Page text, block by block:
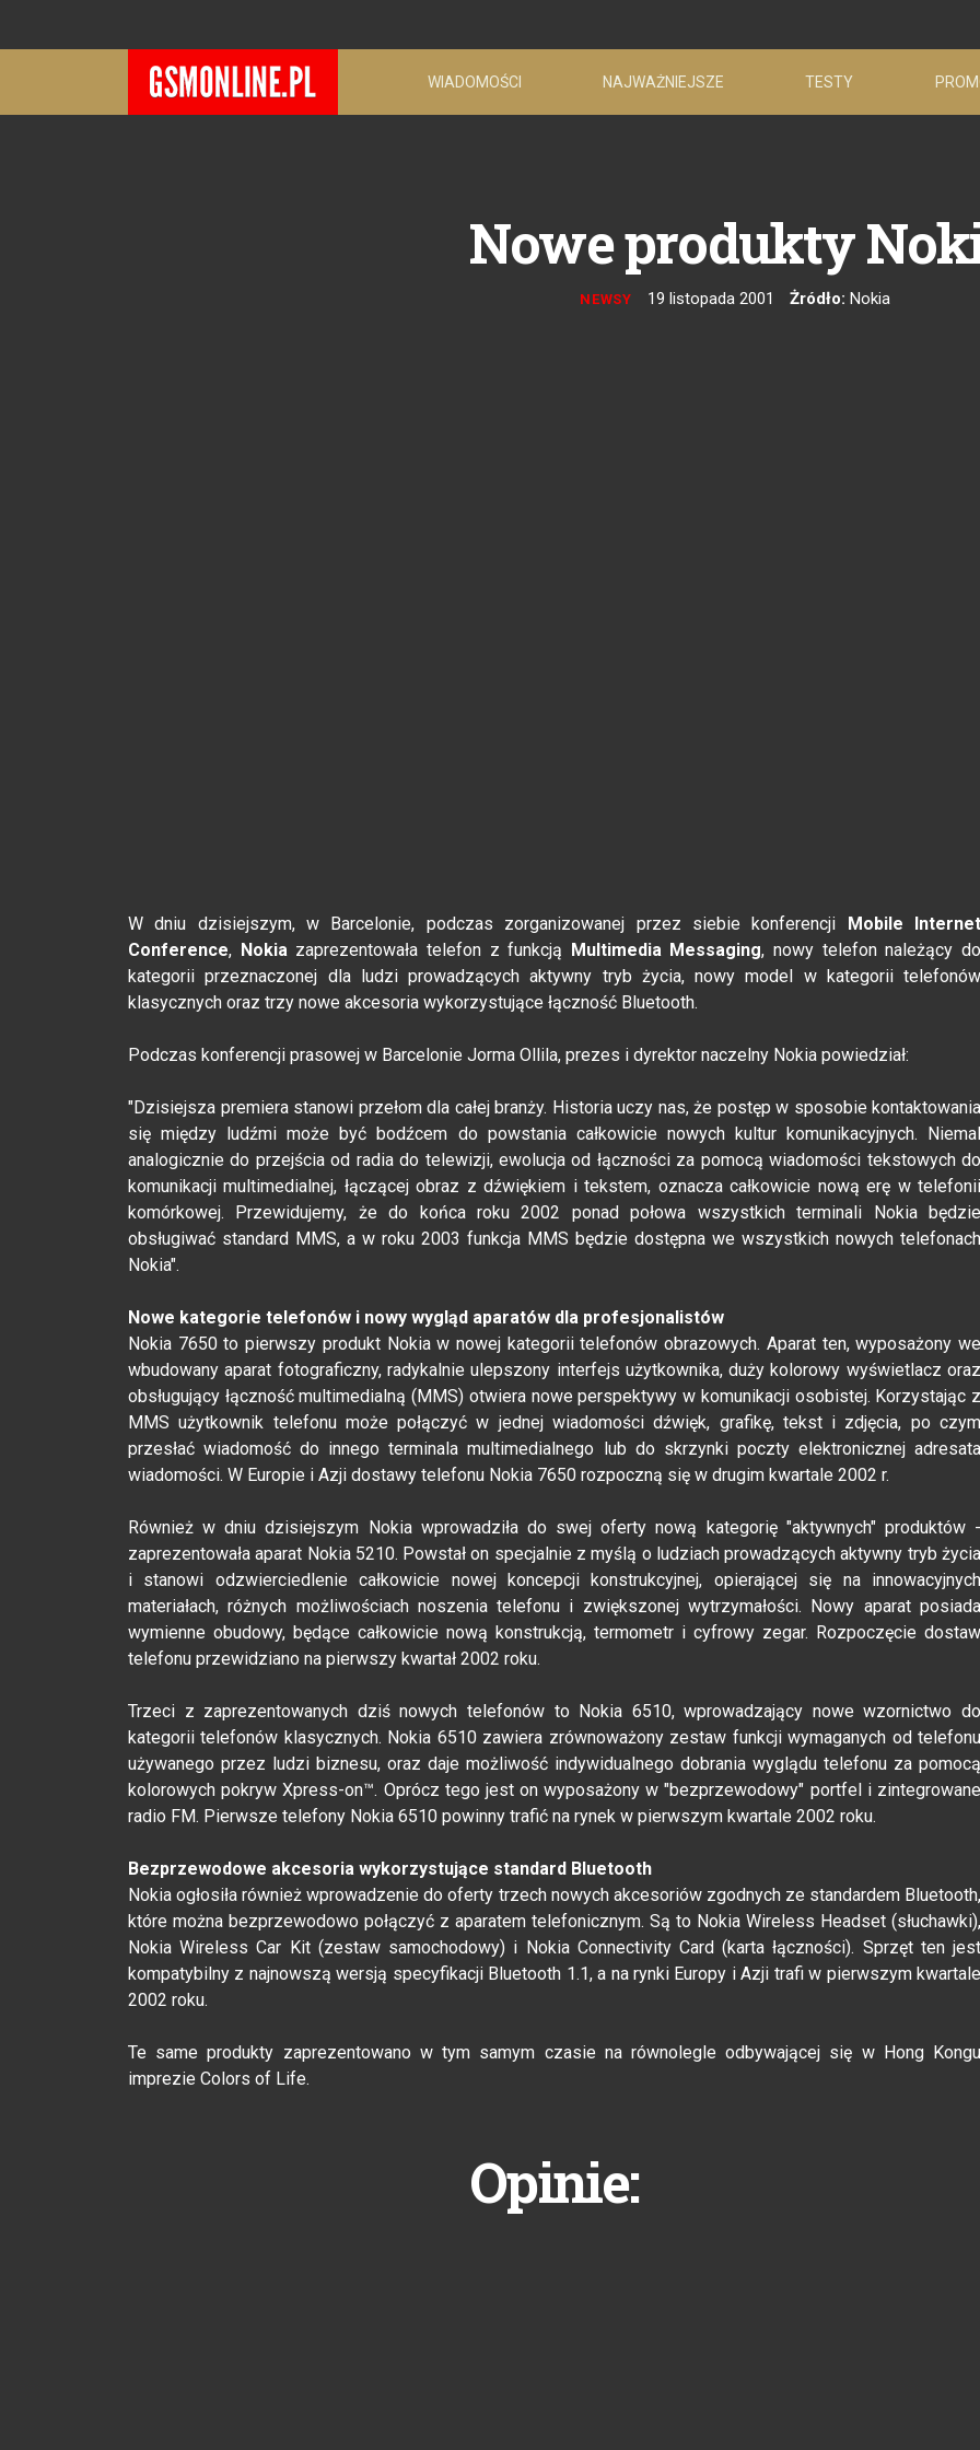
WIADOMOŚCI NAJWAŻNIEJSZE TESTY
Nowe produkty
NEWSY 19 listopada 2001 Żródło: Nokia
W dniu dzisiejszym, w Barcelonie, podczas zorganizowanej przez siebie konferencji Mobile
Conference, Nokia zaprezentowała telefon z funkcją Multimedia Messaging, nowy telefon należący
kategorii przeznaczonej dla ludzi prowadzących aktywny tryb życia, nowy model w kategorii telefonów
klasycznych oraz trzy nowe akcesoria wykorzystujące łączność Bluetooth.
Podczas konferencji prasowej w Barcelonie Jorma Ollila, prezes i dyrektor naczelny Nokia powiedział:
"Dzisiejsza premiera stanowi przełom dla całej branży. Historia uczy nas, że postęp w sposobie kontaktowania
się między ludźmi może być bodźcem do powstania całkowicie nowych kultur komunikacyjnych. Niemal
analogicznie do przejścia od radia do telewizji, ewolucja od łączności za pomocą wiadomości tekstowych do
komunikacji multimedialnej, łączącej obraz z dźwiękiem i tekstem, oznacza całkowicie nową erę w telefonii
komórkowej. Przewidujemy, że do końca roku 2002 ponad połowa wszystkich terminali Nokia będzie
obsługiwać standard MMS, a w roku 2003 funkcja MMS będzie dostępna we wszystkich nowych telefonach
Nokia".
Nowe kategorie telefonów i nowy wygląd aparatów dla profesjonalistów
Nokia 7650 to pierwszy produkt Nokia w nowej kategorii telefonów obrazowych. Aparat ten, wyposażony we
wbudowany aparat fotograficzny, radykalnie ulepszony interfejs użytkownika, duży kolorowy wyświetlacz oraz
obsługujący łączność multimedialną (MMS) otwiera nowe perspektywy w komunikacji osobistej. Korzystając z
MMS użytkownik telefonu może połączyć w jednej wiadomości dźwięk, grafikę, tekst i zdjęcia, po czym
przesłać wiadomość do innego terminala multimedialnego lub do skrzynki poczty elektronicznej adresata
wiadomości. W Europie i Azji dostawy telefonu Nokia 7650 rozpoczną się w drugim kwartale 2002 r.
Również w dniu dzisiejszym Nokia wprowadziła do swej oferty nową kategorię "aktywnych" produktów -
zaprezentowała aparat Nokia 5210. Powstał on specjalnie z myślą o ludziach prowadzących aktywny tryb życia
i stanowi odzwierciedlenie całkowicie nowej koncepcji konstrukcyjnej, opierającej się na innowacyjnych
materiałach, różnych możliwościach noszenia telefonu i zwiększonej wytrzymałości. Nowy aparat posiada
wymienne obudowy, będące całkowicie nową konstrukcją, termometr i cyfrowy zegar. Rozpoczęcie dostaw
telefonu przewidziano na pierwszy kwartał 2002 roku.
Trzeci z zaprezentowanych dziś nowych telefonów to Nokia 6510, wprowadzający nowe wzornictwo do
kategorii telefonów klasycznych. Nokia 6510 zawiera zrównoważony zestaw funkcji wymaganych od telefonu
używanego przez ludzi biznesu, oraz daje możliwość indywidualnego dobrania wyglądu telefonu za pomocą
kolorowych pokryw Xpress-on™. Oprócz tego jest on wyposażony w "bezprzewodowy" portfel i zintegrowane
radio FM. Pierwsze telefony Nokia 6510 powinny trafić na rynek w pierwszym kwartale 2002 roku.
Bezprzewodowe akcesoria wykorzystujące standard Bluetooth
Nokia ogłosiła również wprowadzenie do oferty trzech nowych akcesoriów zgodnych ze standardem Bluetooth,
które można bezprzewodowo połączyć z aparatem telefonicznym. Są to Nokia Wireless Headset (słuchawki),
Nokia Wireless Car Kit (zestaw samochodowy) i Nokia Connectivity Card (karta łączności). Sprzęt ten jest
kompatybilny z najnowszą wersją specyfikacji Bluetooth 1.1, a na rynki Europy i Azji trafi w pierwszym kwartale
2002 roku.
Te same produkty zaprezentowano w tym samym czasie na równolegle odbywającej się w Hong Kongu
imprezie Colors of Life.
Opinie: